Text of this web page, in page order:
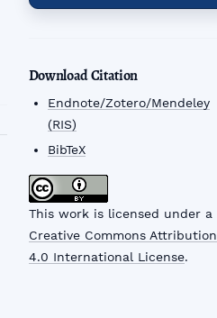
Download Citation
Endnote/Zotero/Mendeley
(RIS)
BibTeX
This work is licensed under a
Creative Commons Attribution
4.0 International License.